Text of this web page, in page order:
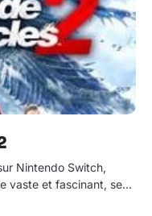
Nintendo Switch,
vaste et fascinant, se…